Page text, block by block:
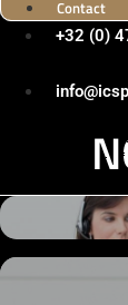
Contact
+32 (0)